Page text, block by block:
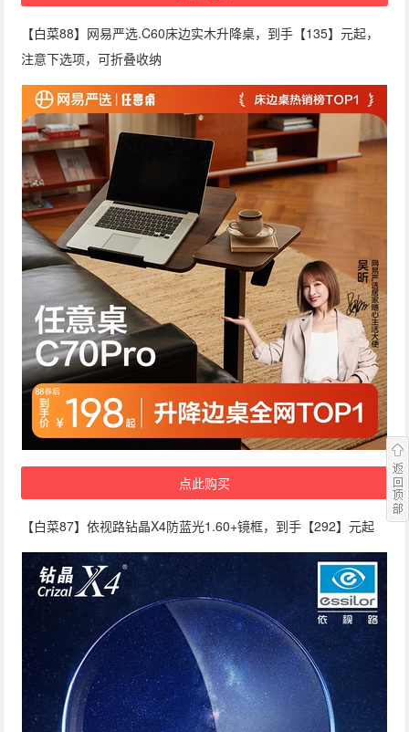
【白菜88】网易严选.C60床边实木升降桌，到手【135】元起，
注意下选项，可折叠收纳
点此购买
【白菜87】依视路钻晶X4防蓝光1.60+镜框，到手【292】元起